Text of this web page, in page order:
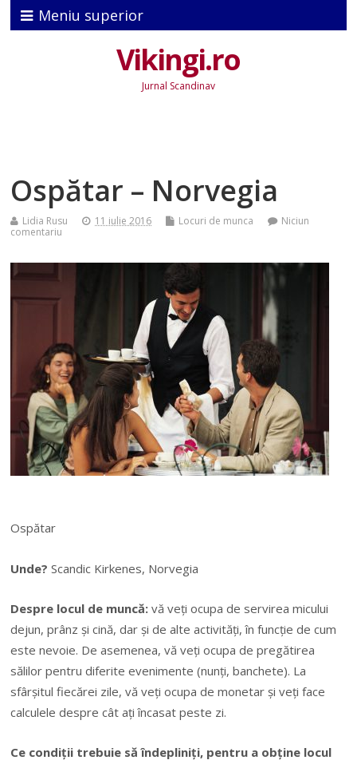
Meniu superior
Vikingi.ro
Jurnal Scandinav
Ospătar – Norvegia
Lidia Rusu 11 iulie 2016 Locuri de munca
Niciun
comentariu
Ospătar
Unde? Scandic Kirkenes, Norvegia
Despre locul de muncă: vă veți ocupa de servirea micului
dejun, prânz și cină, dar și de alte activități, în funcție de cum
este nevoie. De asemenea, vă veți ocupa de pregătirea
sălilor pentru diferite evenimente (nunți, banchete). La
sfârșitul fiecărei zile, vă veți ocupa de monetar și veți face
calculele despre cât ați încasat peste zi.
Ce condiții trebuie să îndepliniți, pentru a obține locul